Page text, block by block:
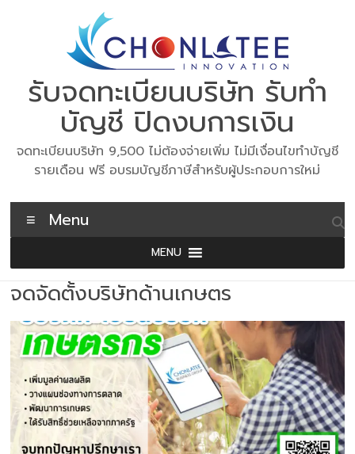
รับจดทะเบียนบริษัท รับทำ
บัญชี ปิดงบการเงิน
จดทะเบียนบริษัท 9,500 ไม่ต้องจ่ายเพิ่ม ไม่มีเงื่อนไขทำบัญชี
รายเดือน ฟรี อบรมบัญชีภาษีสำหรับผู้ประกอบการใหม่
Menu
MENU
จดจัดตั้งบริษัทด้านเกษตร